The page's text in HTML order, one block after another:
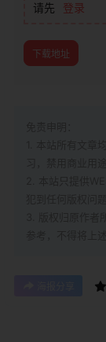
请先 登录
下载地址